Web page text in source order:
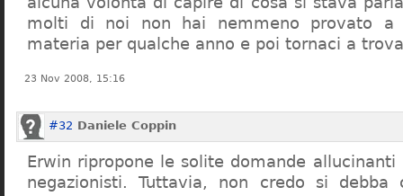
molti di noi non hai nemmeno provato a
materia per qualche anno e poi tornaci a
23 Nov 2008, 15:16
#32 Daniele Coppin
Erwin ripropone le solite domande
negazionisti. Tuttavia, non credo si debba